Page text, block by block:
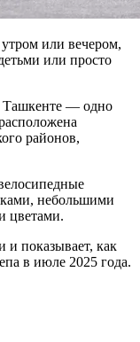
или вечером,
или просто
Ташкенте — одно
районов,
небольшими
цветами.
и показывает, как
в июле 2025 года.